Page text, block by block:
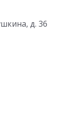
д. 36